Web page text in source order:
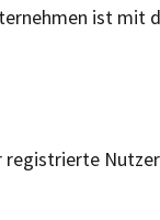
ist mit
registrierte Nutzer